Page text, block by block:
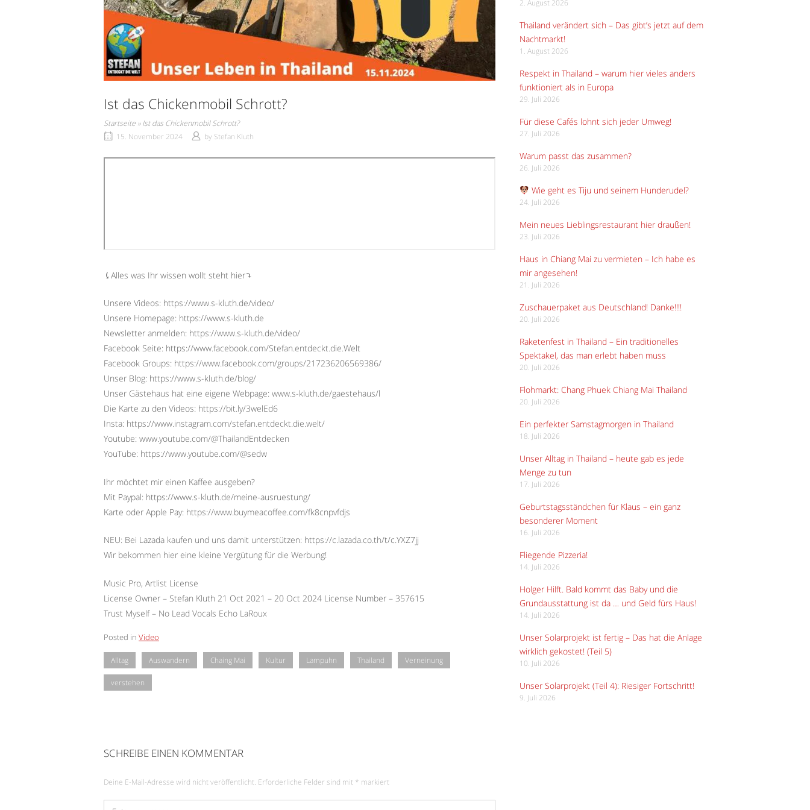
Ist das Chickenmobil Schrott?
Startseite »Ist das Chickenmobil Schrott?
15. November 2024
by Stefan Kluth
⤹Alles was Ihr wissen wollt steht hier⤵︎
Unsere Videos: https://www.s-kluth.de/video/
Unsere Homepage: https://www.s-kluth.de
Newsletter anmelden: https://www.s-kluth.de/video/
Facebook Seite: https://www.facebook.com/Stefan.entdeckt.die.Welt
Facebook Groups: https://www.facebook.com/groups/217236206569386/
Unser Blog: https://www.s-kluth.de/blog/
Unser Gästehaus hat eine eigene Webpage: www.s-kluth.de/gaestehaus/l
Die Karte zu den Videos: https://bit.ly/3welEd6
Insta: https://www.instagram.com/stefan.entdeckt.die.welt/
Youtube: www.youtube.com/@ThailandEntdecken
YouTube: https://www.youtube.com/@sedw
Ihr möchtet mir einen Kaffee ausgeben?
Mit Paypal: https://www.s-kluth.de/meine-ausruestung/
Karte oder Apple Pay: https://www.buymeacoffee.com/fk8cnpvfdjs
NEU: Bei Lazada kaufen und uns damit unterstützen: https://c.lazada.co.th/t/c.YXZ7jj
Wir bekommen hier eine kleine Vergütung für die Werbung!
Music Pro, Artlist License
License Owner – Stefan Kluth 21 Oct 2021 – 20 Oct 2024 License Number – 357615
Trust Myself – No Lead Vocals Echo LaRoux
Posted in Video
Alltag Auswandern Chaing Mai Kultur Lampuhn Thailand Verneinung
verstehen
SCHREIBE EINEN KOMMENTAR
Deine E-Mail-Adresse wird nicht veröffentlicht. Erforderliche Felder sind mit * markiert
Kommentar
2. August 2026
Thailand verändert sich – Das gibt’s jetzt auf dem
Nachtmarkt!
1. August 2026
Respekt in Thailand – warum hier vieles anders
funktioniert als in Europa
29. Juli 2026
Für diese Cafés lohnt sich jeder Umweg!
27. Juli 2026
Warum passt das zusammen?
26. Juli 2026
Wie geht es Tiju und seinem Hunderudel?
24. Juli 2026
Mein neues Lieblingsrestaurant hier draußen!
23. Juli 2026
Haus in Chiang Mai zu vermieten – Ich habe es
mir angesehen!
21. Juli 2026
Zuschauerpaket aus Deutschland! Danke!!!!
20. Juli 2026
Raketenfest in Thailand – Ein traditionelles
Spektakel, das man erlebt haben muss
20. Juli 2026
Flohmarkt: Chang Phuek Chiang Mai Thailand
20. Juli 2026
Ein perfekter Samstagmorgen in Thailand
18. Juli 2026
Unser Alltag in Thailand – heute gab es jede
Menge zu tun
17. Juli 2026
Geburtstagsständchen für Klaus – ein ganz
besonderer Moment
16. Juli 2026
Fliegende Pizzeria!
14. Juli 2026
Holger Hilft. Bald kommt das Baby und die
Grundausstattung ist da … und Geld fürs Haus!
14. Juli 2026
Unser Solarprojekt ist fertig – Das hat die Anlage
wirklich gekostet! (Teil 5)
10. Juli 2026
Unser Solarprojekt (Teil 4): Riesiger Fortschritt!
9. Juli 2026